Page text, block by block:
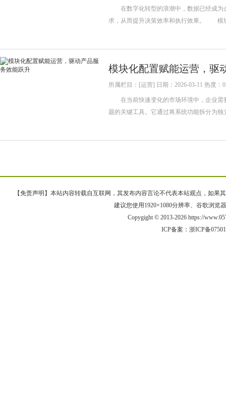
在数字化转型的浪潮中，数据已经成为
求，从而提升决策效率和执行效果。 模
模块化配置赋能运营，驱
所属栏目：[运营] 日期：2026-03-11 热度：0
在当前快速变化的市场环境中，企业需
题的关键工具。它通过将系统功能拆分为
【免责声明】本站内容转载自互联网，其发布内容言论不代表本站观点，如果
建议您使用1920×1080分辨率、谷歌浏览
Copygight © 2013-2026 https://
ICP备案： 浙ICP备